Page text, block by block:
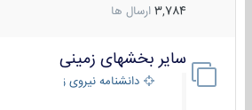
3,784 ارسال ها
سایر بخشهای زمینی
دانشنامه نیروی زمینی